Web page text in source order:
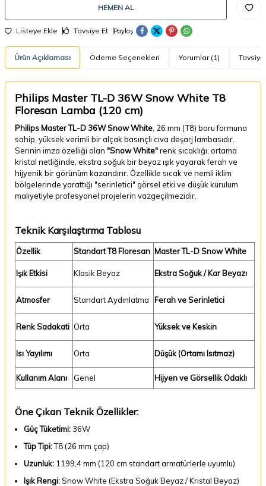
HEMEN AL
Listeye Ekle Tavsiye Et Paylaş
Ürün Açıklaması Ödeme Seçenekleri Yorumlar (1) Tavsiye
Philips Master TL-D 36W Snow White T8
Floresan Lamba (120 cm)
Philips Master TL-D 36W Snow White , 26 mm (T8) boru formuna
sahip, yüksek verimli bir alçak basınçlı cıva deşarj lambasıdır.
Serinin imza özelliği olan "Snow White"renk sıcaklığı, ortama
kristal netliğinde, ekstra soğuk bir beyaz ışık yayarak ferah ve
hijyenik bir görünüm kazandırır. Özellikle sıcak ve nemli iklim
bölgelerinde yarattığı "serinletici" görsel etki ve düşük kurulum
maliyetiyle profesyonel projelerin vazgeçilmezidir.
Teknik Karşılaştırma Tablosu
Özellik Standart T8 Floresan Master TL-D Snow White
Işık Etkisi Klasik Beyaz Ekstra Soğuk / Kar Beyazı
Atmosfer Standart Aydınlatma Ferah ve Serinletici
Renk Sadakati Orta Yüksek ve Keskin
Isı Yayılımı Orta Düşük (Ortamı Isıtmaz)
Kullanım Alanı Genel Hijyen ve Görsellik Odaklı
Öne Çıkan Teknik Özellikler:
Güç Tüketimi: 36W
Tüp Tipi:T8 (26 mm çap)
Uzunluk: 1199,4 mm (120 cm standart armatürlerle uyumlu)
Işık Rengi:Snow White (Ekstra Soğuk Beyaz / Kristal Beyaz)